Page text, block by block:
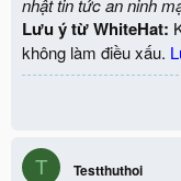
nhật tin tức an ninh
Lưu ý từ WhiteHat:
không làm điều xấu.
T Testthuthoi